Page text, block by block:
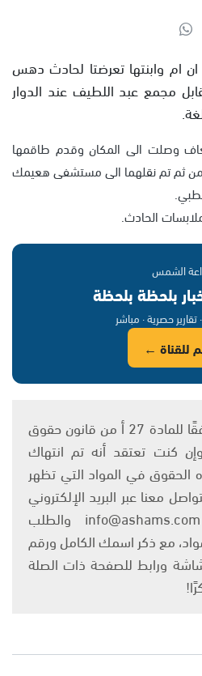
وابنتها تعرضتا لحادث دهس
مجمع عبد اللطيف عند الدوار
وصلت الى المكان وقدم طاقمها
ومن ثم تم نقلهما الى مستشفى هعيمك
الحادث.
الشمس
بلحظة بلحظة
تقارير حصرية · مباشر
للقناة ←
يتم الاستخدام المواد وفقًا للمادة 27 أ من قانون حقوق
والنشر 2007، وإن كنت تعتقد أنه تم انتهاك
في المواد التي تظهر
معنا عبر البريد الإلكتروني
على العنوان التالي: info@ashams.com والطلب
مع ذكر اسمك الكامل ورقم
ورابط للصفحة ذات الصلة